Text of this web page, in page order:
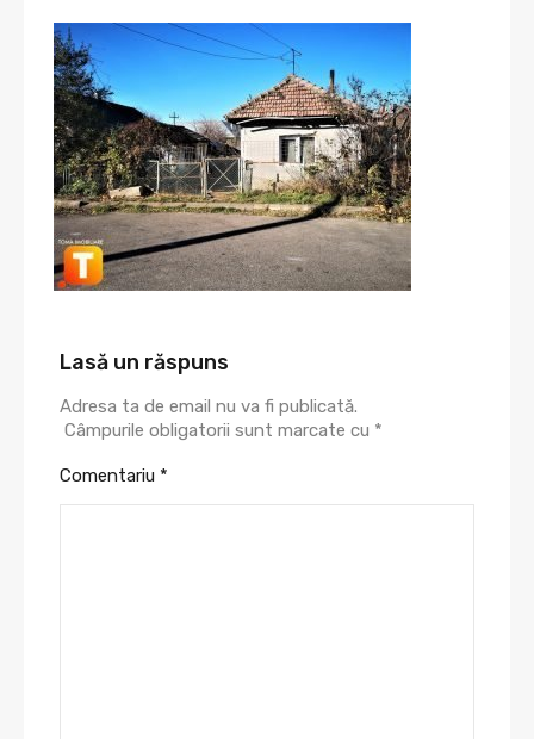
Lasă un răspuns
Adresa ta de email nu va fi publicată.
Câmpurile obligatorii sunt marcate cu *
Comentariu *